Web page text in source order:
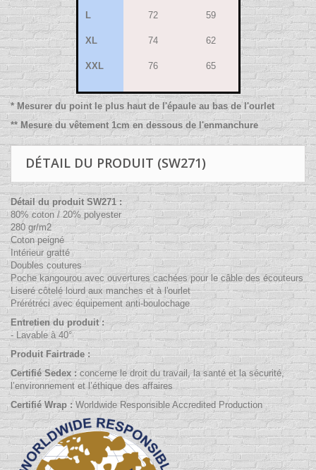
L 72 59
XL 74 62
XXL 76 65
* Mesurer du point le plus haut de l'épaule au bas de l'ourlet
** Mesure du vêtement 1cm en dessous de l'enmanchure
DÉTAIL DU PRODUIT (SW271)
Détail du produit SW271:
80% coton / 20% polyester
280 gr/m2
Coton peigné
Intérieur gratté
Doubles coutures
Poche kangourou avec ouvertures cachées pour le câble des écouteurs
Liseré côtelé lourd aux manches et à l'ourlet
Prérétréci avec équipement anti-boulochage
Entretien du produit :
- Lavable à 40°
Produit Fairtrade :
Certifié Sedex :concerne le droit du travail , la santé et la sécurité,
l’environnement et l’éthique des affaires
Certifié Wrap :Worldwide Responsible Accredited Production